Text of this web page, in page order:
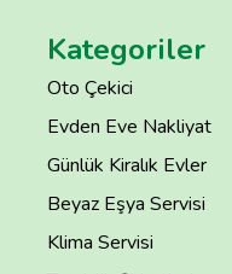
Kategoriler
Oto Çekici
Evden Eve Nakliyat
Günlük Kiralık Evler
Beyaz Eşya Servisi
Klima Servisi